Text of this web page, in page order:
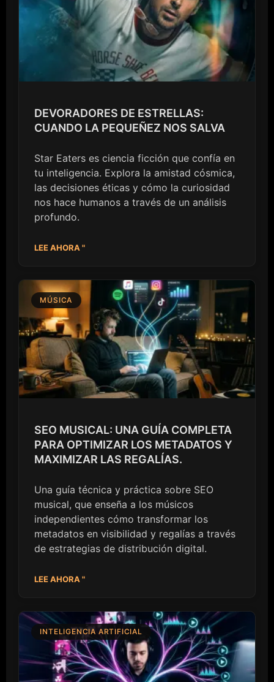
DEVORADORES DE ESTRELLAS:
CUANDO LA PEQUEÑEZ NOS SALVA
Star Eaters es ciencia ficción que confía en
tu inteligencia. Explora la amistad cósmica,
las decisiones éticas y cómo la curiosidad
nos hace humanos a través de un análisis
profundo.
LEE AHORA "
MÚSICA
SEO MUSICAL: UNA GUÍA COMPLETA
PARA OPTIMIZAR LOS METADATOS Y
MAXIMIZAR LAS REGALÍAS.
Una guía técnica y práctica sobre SEO
musical, que enseña a los músicos
independientes cómo transformar los
metadatos en visibilidad y regalías a través
de estrategias de distribución digital.
LEE AHORA "
INTELIGENCIA ARTIFICIAL